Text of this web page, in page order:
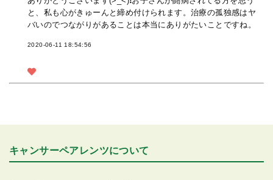
と、私も心がきゅーんと締め付けられます。治療の孤独感はヤ
バいのでつながりがあることは本当にありがたいことですね。
2020-06-11 18:54:56
キャンサーペアレンツについて